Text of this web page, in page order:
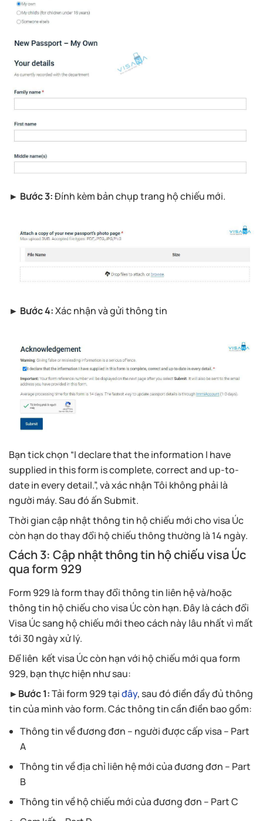
► Bước 3:Đính kèm bản chụp trang hộ chiếu mới.
► Bước 4:Xác nhận và gửi thông tin
Bạn tick chọn “I declare that the information I have
supplied in this form is complete, correct and up-to-
date in every detail.”, và xác nhận Tôi không phải là
người máy. Sau đó ấn Submit.
Thời gian cập nhật thông tin hộ chiếu mới cho visa Úc
còn hạn do thay đổi hộ chiếu thông thường là 14 ngày.
Cách 3: Cập nhật thông tin hộ chiếu visa Úc
qua form 929
Form 929 là form thay đổi thông tin liên hệ và/hoặc
thông tin hộ chiếu cho visa Úc còn hạn. Đây là cách đổi
Visa Úc sang hộ chiếu mới theo cách này lâu nhất vì mất
tới 30 ngày xử lý.
Để liên kết visa Úc còn hạn với hộ chiếu mới qua form
929, bạn thực hiện như sau:
►Bước 1:Tải form 929 tạiđây, sau đó điền đầy đủ thông
tin của mình vào form. Các thông tin cần điền bao gồm:
Thông tin về đương đơn – người được cấp visa – Part
A
Thông tin về địa chỉ liên hệ mới của đương đơn – Part
B
Thông tin về hộ chiếu mới của đương đơn – Part C